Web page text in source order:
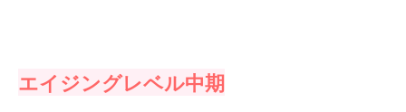
エイジングレベル中期